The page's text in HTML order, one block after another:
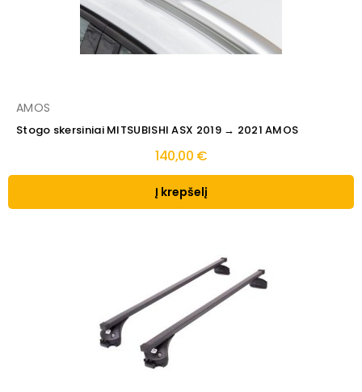
AMOS
Stogo skersiniai MITSUBISHI ASX 2019 → 2021 AMOS
140,00 €
Į krepšelį